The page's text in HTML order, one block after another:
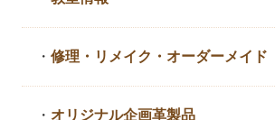
・修理・リメイク・ オーダーメイド
・ オリジナル企画革製品